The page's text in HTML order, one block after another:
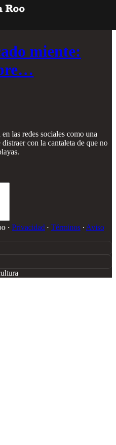
miente:
las redes sociales como una
con la cantaleta de que no
· Privacidad ∙ Términos ∙ Aviso